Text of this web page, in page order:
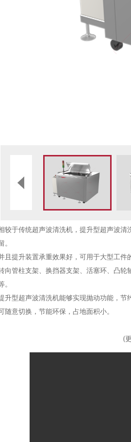
较于传统超声波清洗机，提升型超声波
。
且提升装置承重效果好，可用于大型工件
向管柱支架、换挡器支架、活塞环、凸
。
升型超声波清洗机能够实现抛动功能，
随意切换，节能环保，占地面积小。
(